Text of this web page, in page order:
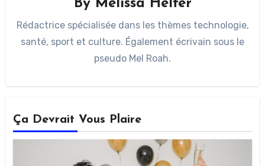
By Melissa Helfer
Rédactrice spécialisée dans les thèmes technologie,
santé, sport et culture. Également écrivain sous le
pseudo Mel Roah.
Ça Devrait Vous Plaire